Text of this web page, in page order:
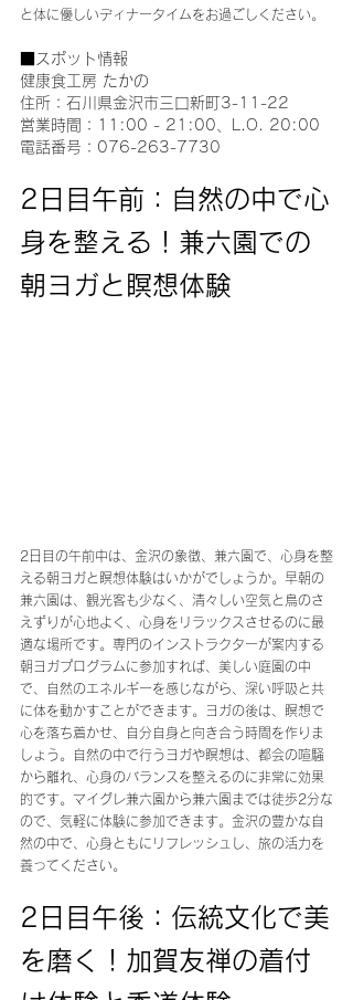
と体に優しいディナータイムをお過ごしください。
■スポット情報
健康食工房 たかの
住所：石川県金沢市三口新町3-11-22
営業時間：11:00 - 21:00、L.O. 20:00
電話番号：076-263-7730
2日目午前：自然の中で心
身を整える！兼六園での
朝ヨガと瞑想体験
2日目の午前中は、金沢の象徴、兼六園で、心身を整
える朝ヨガと瞑想体験はいかがでしょうか。早朝の
兼六園は、観光客も少なく、清々しい空気と鳥のさ
えずりが心地よく、心身をリラックスさせるのに最
適な場所です。専門のインストラクターが案内する
朝ヨガプログラムに参加すれば、美しい庭園の中
で、自然のエネルギーを感じながら、深い呼吸と共
に体を動かすことができます。ヨガの後は、瞑想で
心を落ち着かせ、自分自身と向き合う時間を作りま
しょう。自然の中で行うヨガや瞑想は、都会の喧騒
から離れ、心身のバランスを整えるのに非常に効果
的です。マイグレ兼六園から兼六園までは徒歩2分な
ので、気軽に体験に参加できます。金沢の豊かな自
然の中で、心身ともにリフレッシュし、旅の活力を
養ってください。
2日目午後：伝統文化で美
を磨く！加賀友禅の着付